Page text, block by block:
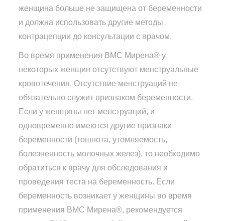
женщина больше не защищена от беременности
и должна использовать другие методы
контрацепции до консультации с врачом.
Во время применения ВМС Мирена® у
некоторых женщин отсутствуют менструальные
кровотечения. Отсутствие менструаций не
обязательно служит признаком беременности.
Если у женщины нет менструаций, и
одновременно имеются другие признаки
беременности (тошнота, утомляемость,
болезненность молочных желез), то необходимо
обратиться к врачу для обследования и
проведения теста на беременность. Если
беременность возникает у женщины во время
применения ВМС Мирена®, рекомендуется